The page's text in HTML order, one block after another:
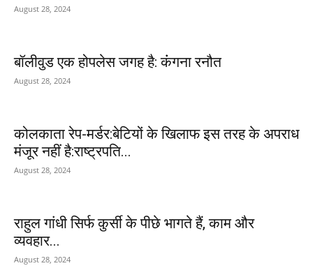
August 28, 2024
बॉलीवुड एक होपलेस जगह है: कंंगना रनौत
August 28, 2024
कोलकाता रेप-मर्डर:बेटियों के खिलाफ इस तरह के अपराध
मंजूर नहीं है:राष्ट्रपति...
August 28, 2024
राहुल गांधी सिर्फ कुर्सी के पीछे भागते हैं, काम और
व्यवहार...
August 28, 2024